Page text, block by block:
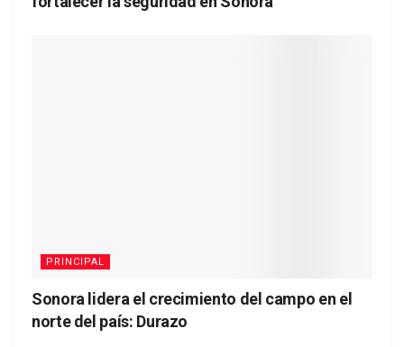
PRINCIPAL
Sonora lidera el crecimiento del campo en el
norte del país: Durazo